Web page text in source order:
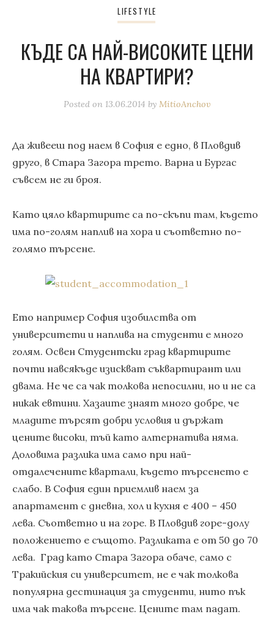
LIFESTYLE
КЪДЕ СА НАЙ-ВИСОКИТЕ ЦЕНИ
НА КВАРТИРИ?
Posted on 13.06.2014 by MitioAnchov
Да живееш под наем в София е едно, в Пловдив
друго, в Стара Загора трето. Варна и Бургас
съвсем не ги броя.
Като цяло квартирите са по-скъпи там, където
има по-голям наплив на хора и съответно по-
голямо търсене.
Ето например София изобилства от
университети и наплива на студенти е много
голям. Освен Студентски град квартирите
почти навсякъде изискват съквартирант или
двама. Не че са чак толкова непосилни, но и не са
никак евтини. Хазаите знаят много добре, че
младите търсят добри условия и държат
цените високи, тъй като алтернатива няма.
Доловима разлика има само при най-
отдалечените квартали, където търсенето е
слабо. В София един приемлив наем за
апартамент с дневна, хол и кухня е 400 – 450
лева. Съответно и на горе. В Пловдив горе-долу
положението е същото. Разликата е от 50 до 70
лева. Град като Стара Загора обаче, само с
Тракийския си университет, не е чак толкова
популярна дестинация за студенти, нито пък
има чак такова търсене. Цените там падат.